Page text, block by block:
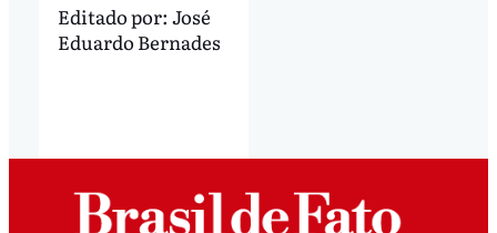
Editado por: José
Eduardo Bernades